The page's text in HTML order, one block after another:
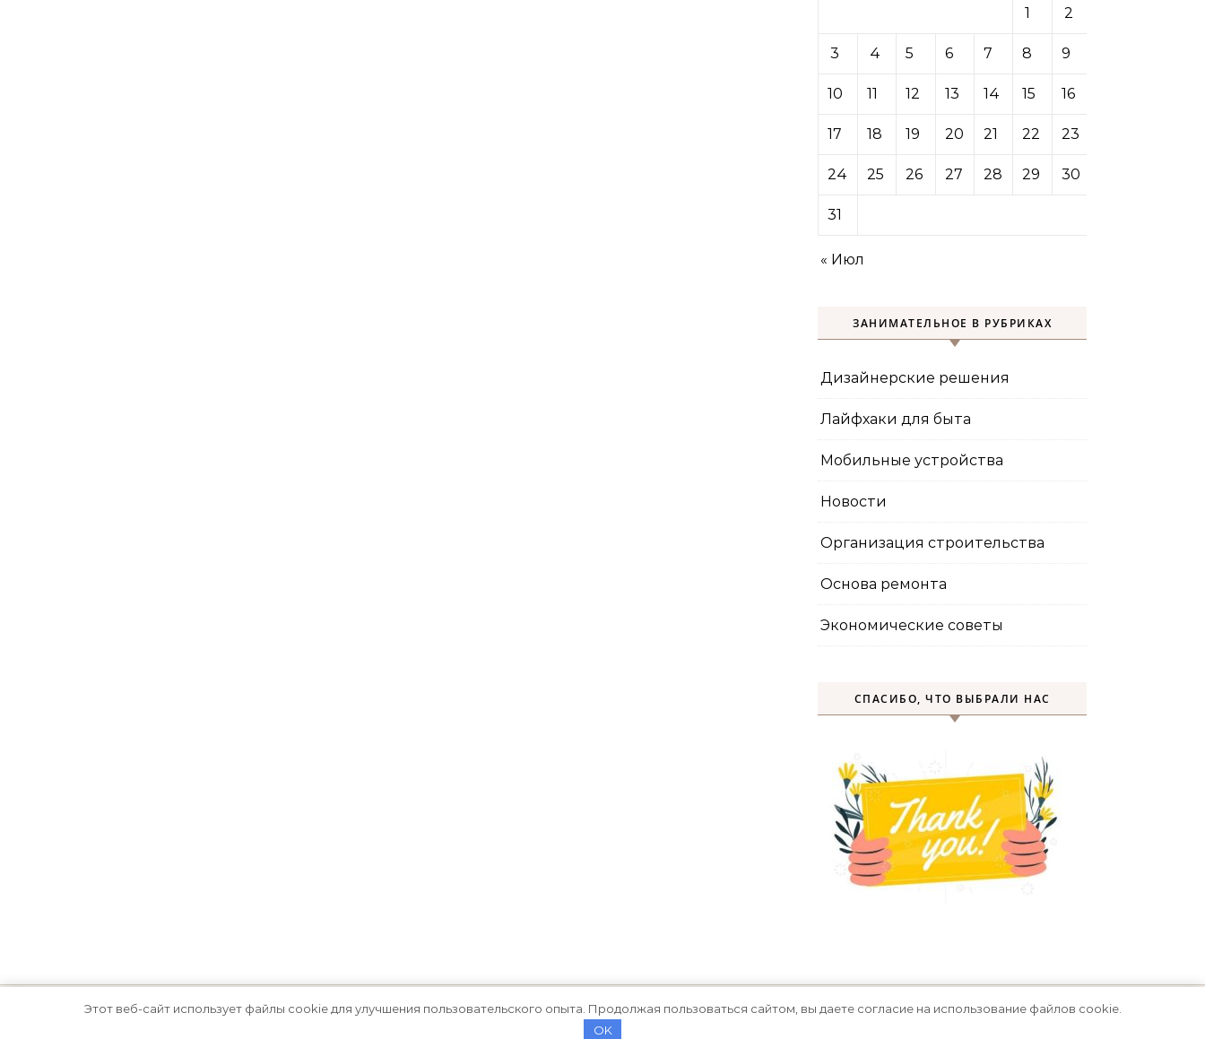
1 2
3 4 5 6 7 8 9
10 11 12 13 14 15 16
17 18 19 20 21 22 23
24 25 26 27 28 29 30
31
« Июл
ЗАНИМАТЕЛЬНОЕ В РУБРИКАХ
Дизайнерские решения
Лайфхаки для быта
Мобильные устройства
Новости
Организация строительства
Основа ремонта
Экономические советы
СПАСИБО, ЧТО ВЫБРАЛИ НАС
Optima Themes
Этот веб-сайт использует файлы cookie для улучшения пользовательского опыта. Продолжая пользоваться сайтом, вы даете согласие на использование файлов cookie.
OK